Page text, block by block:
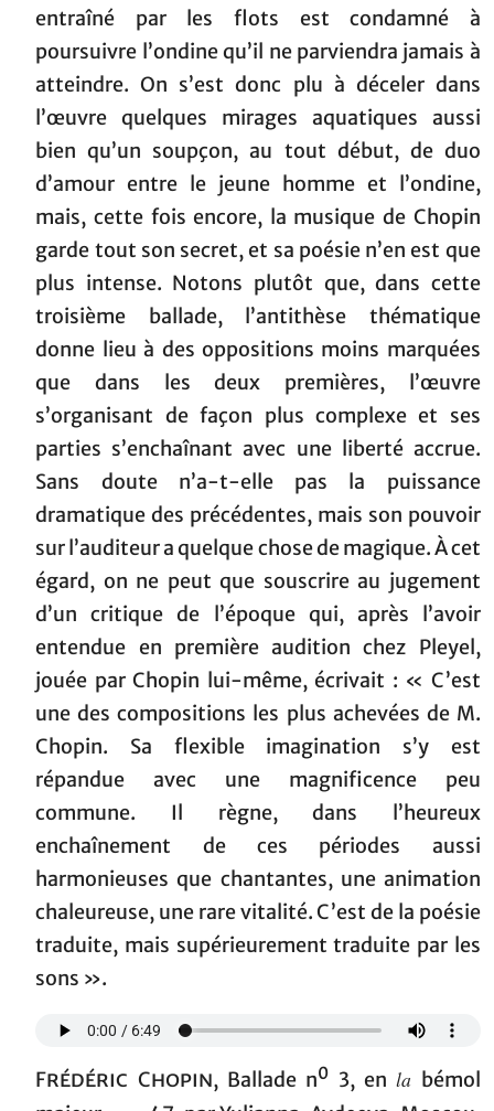
entraîné par les flots est condamné à
poursuivre l’ondine qu’il ne parviendra jamais à
atteindre. On s’est donc plu à déceler dans
l’œuvre quelques mirages aquatiques aussi
bien qu’un soupçon, au tout début, de duo
d’amour entre le jeune homme et l’ondine,
mais, cette fois encore, la musique de Chopin
garde tout son secret, et sa poésie n’en est que
plus intense. Notons plutôt que, dans cette
troisième ballade, l’antithèse thématique
donne lieu à des oppositions moins marquées
que dans les deux premières, l’œuvre
s’organisant de façon plus complexe et ses
parties s’enchaînant avec une liberté accrue.
Sans doute n’a-t-elle pas la puissance
dramatique des précédentes, mais son pouvoir
sur l’auditeur a quelque chose de magique. À cet
égard, on ne peut que souscrire au jugement
d’un critique de l’époque qui, après l’avoir
entendue en première audition chez Pleyel,
jouée par Chopin lui-même, écrivait : « C’est
une des compositions les plus achevées de M.
Chopin. Sa flexible imagination s’y est
répandue avec une magnificence peu
commune. Il règne, dans l’heureux
enchaînement de ces périodes aussi
harmonieuses que chantantes, une animation
chaleureuse, une rare vitalité. C’est de la poésie
traduite, mais supérieurement traduite par les
sons ».
Frédéric Chopin, Ballade n0 3, enla bémol